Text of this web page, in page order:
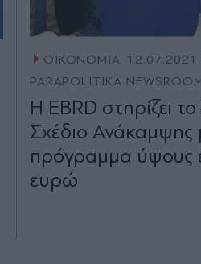
ΟΙΚΟΝΟΜΙΑ 12.07.2021
PARAPOLITIKA
Η EBRD στηρίζει
Σχέδιο Ανάκαμψης
πρόγραμμα ύψους
ευρώ